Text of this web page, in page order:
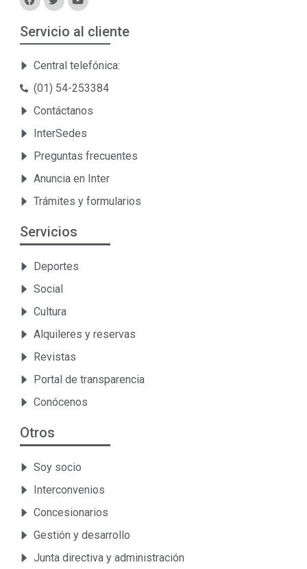
Servicio al cliente
Central telefónica:
(01) 54-253384
Contáctanos
InterSedes
Preguntas frecuentes
Anuncia en Inter
Trámites y formularios
Servicios
Deportes
Social
Cultura
Alquileres y reservas
Revistas
Portal de transparencia
Conócenos
Otros
Soy socio
Interconvenios
Concesionarios
Gestión y desarrollo
Junta directiva y administración